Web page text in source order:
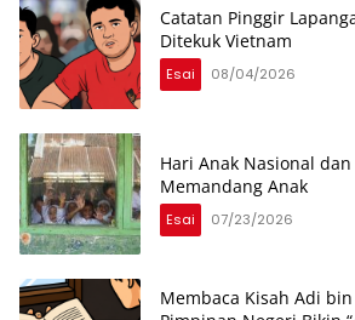
Catatan Pinggir
Ditekuk Vietnam
Esai 08/04/2026
Hari Anak Nasional dan
Memandang Anak
Esai 07/23/2026
Membaca Kisah Adi